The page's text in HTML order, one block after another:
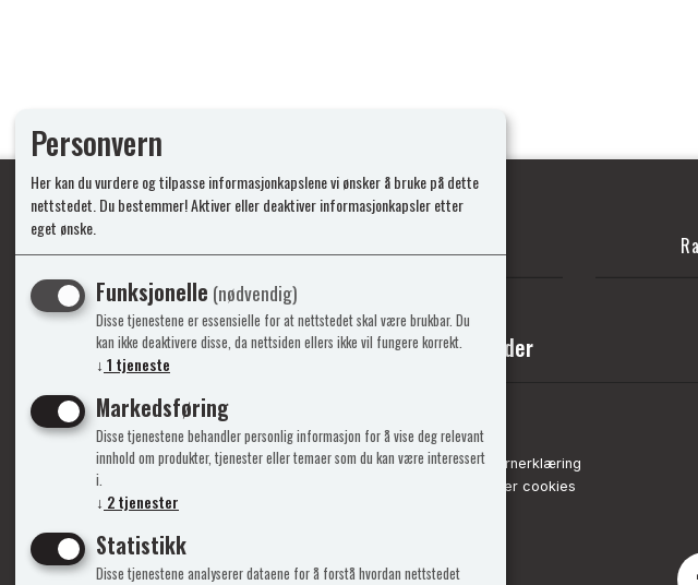
Info
Kontakt Oss
Support&Service
Om Oss
Mine sider
Vilkår
Personvernerklæring
Administrer cookies
Personvern
Her kan du vurdere og tilpasse informasjonkapslene vi ønsker å bruke på dette
nettstedet. Du bestemmer! Aktiver eller deaktiver informasjonkapsler etter
eget ønske.
Funksjonelle (nødvendig)
Disse tjenestene er essensielle for at nettstedet skal være brukbar. Du
kan ikke deaktivere disse, da nettsiden ellers ikke vil fungere korrekt.
↓ 1 tjeneste
Markedsføring
Disse tjenestene behandler personlig informasjon for å vise deg relevant
innhold om produkter, tjenester eller temaer som du kan være interessert
i.
↓ 2tjenester
Statistikk
Disse tjenestene analyserer dataene for å forstå hvordan nettstedet